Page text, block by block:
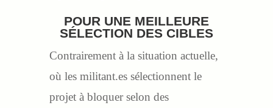
POUR UNE MEILLEURE
SÉLECTION DES CIBLES
Contrairement à la situation actuelle,
où les militant.es sélectionnent le
projet à bloquer selon des